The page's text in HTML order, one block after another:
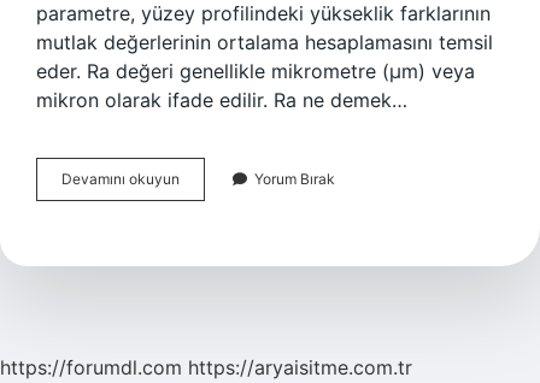
parametre, yüzey profilindeki yükseklik farklarının
mutlak değerlerinin ortalama hesaplamasını temsil
eder. Ra değeri genellikle mikrometre (μm) veya
mikron olarak ifade edilir. Ra ne demek…
Devamını okuyun
Açılımı
Yorum Bırak
https://forumdl.com https://aryaisitme.com.tr